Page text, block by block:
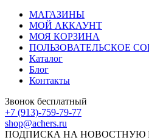
МАГАЗИНЫ
МОЙ АККАУНТ
МОЯ КОРЗИНА
ПОЛЬЗОВАТЕЛЬСКОЕ
Каталог
Блог
Контакты
Звонок бесплатный
+7 (913)-759-79-77
shop@achers.ru
ПОДПИСКА НА НОВОСТНУЮ